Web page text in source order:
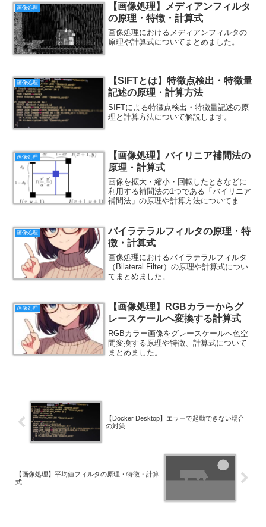
画像処理
【画像処理】メディアンフィルタ
の原理・特徴・計算式
画像処理におけるメディアンフィルタの
原理や計算式についてまとめました。
画像処理
【SIFTとは】特徴点検出・特徴量
記述の原理・計算方法
SIFTによる特徴点検出・特徴量記述の原
理と計算方法について解説します。
画像処理
【画像処理】バイリニア補間法の
原理・計算式
画像を拡大・縮小・回転したときなどに
利用する補間法の1つである「バイリニア
補間法」の原理や計算方法についてまと
画像処理
バイラテラルフィルタの原理・特
徴・計算式
画像処理におけるバイラテラルフィルタ
（Bilateral Filter）の原理や計算式につい
てまとめました。
画像処理
【画像処理】RGBカラーからグ
レースケールへ変換する計算式
RGBカラー画像をグレースケールへ色空
間変換する原理や特徴、計算式について
まとめました。
【Docker Desktop】エラーで起動できない場合
の対策
【画像処理】平均値フィルタの原理・特徴・計算
式